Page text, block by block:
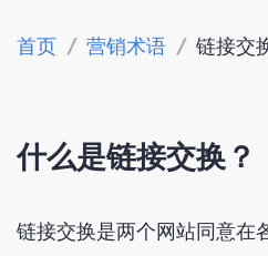
首页 / 营销术语 / 链接交
什么是链接交换？
链接交换是两个网站同意在